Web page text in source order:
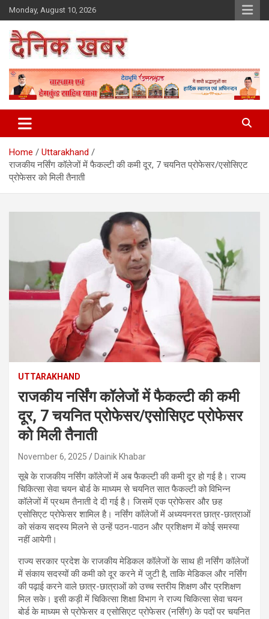
Skip
to
content
Monday, August 10, 2026
Dainikkhabar.in – Uttarakhand
Daily Hindi News Website
Home
Uttarakhand
राजकीय नर्सिंग कॉलेजों में फैकल्टी की कमी दूर, 7 चयनित प्रोफेसर/एसोसिएट
प्रोफेसर को मिली तैनाती
UTTARAKHAND
राजकीय नर्सिंग कॉलेजों में फैकल्टी की कमी
दूर, 7 चयनित प्रोफेसर/एसोसिएट प्रोफेसर
को मिली तैनाती
November 6, 2025 Dainik Khabar
सूबे के राजकीय नर्सिंग कॉलेजों में अब फैकल्टी की कमी दूर हो गई है। राज्य
चिकित्सा सेवा चयन बोर्ड के माध्यम से चयनित सात फैकल्टी को विभिन्न
कॉलेजों में प्रथम तैनाती दे दी गई है। जिसमें एक प्रोफेसर और छह
एसोसिएट प्रोफेसर शामिल है। नर्सिंग कॉलेजों में अध्ययनरत छात्र-छात्राओं
को संकय सदस्य मिलने से उन्हें पठन-पाठन और प्रशिक्षण में कोई समस्या
नहीं आयेगी।
राज्य सरकार प्रदेश के राजकीय मेडिकल कॉलेजों के साथ ही नर्सिंग कॉलेजों
में संकाय सदस्यों की कमी को दूर करने में जुटी है, ताकि मेडिकल और नर्सिंग
की पढ़ाई करने वाले छात्र-छात्राओं को उच्च स्तरीय शिक्षण और प्रशिक्षण
मिल सके। इसी कड़ी में चिकित्सा शिक्षा विभाग ने राज्य चिकित्सा सेवा चयन
बोर्ड के माध्यम से प्रोफेसर व एसोसिएट प्रोफेसर (नर्सिंग) के पदों पर चयनित